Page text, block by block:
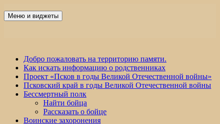
Победа 60
Меню и виджеты
Добро пожаловать на территорию памяти.
Как искать информацию о родственниках
Проект «Псков в годы Великой Отечественной войны»
Псковский край в годы Великой Отечественной войны
Бессмертный полк
Найти бойца
Рассказать о бойце
Воинские захоронения